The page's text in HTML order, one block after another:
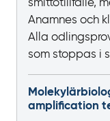
smittotillfälle,
Anamnes och
Alla
som stoppas i
amplification